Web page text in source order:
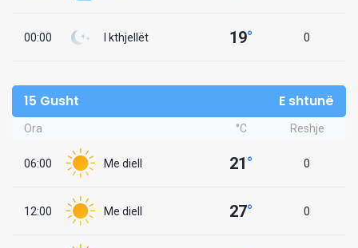
00:00 I kthjellët 19° 0
15 Gusht E shtunë
Ora °C Reshje
06:00 Me diell 21° 0
12:00 Me diell 27° 0